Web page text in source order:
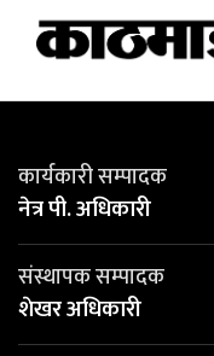
कार्यकारी सम्पादक
नेत्र पी. अधिकारी
संस्थापक सम्पादक
शेखर अधिकारी